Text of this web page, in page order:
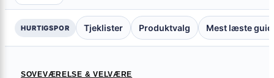
HURTIGSPOR Tjeklister Produktvalg Mest læste
SOVEVÆRELSE & VELVÆRE